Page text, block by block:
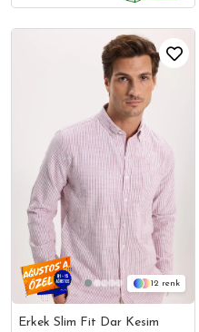
12
Erkek Slim Fit Dar Kesim